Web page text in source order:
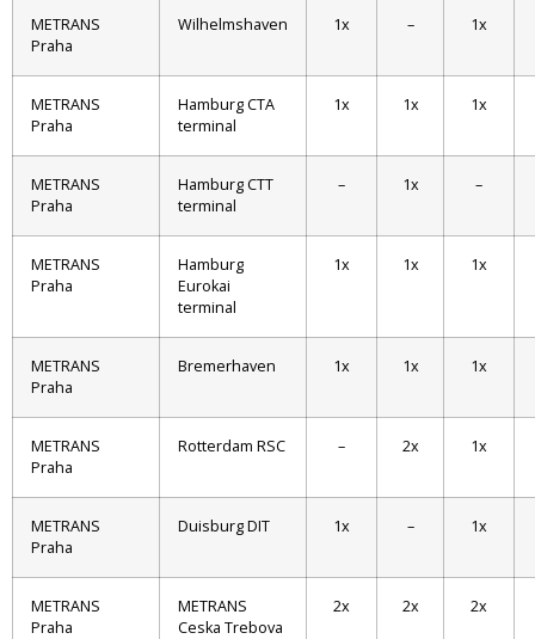
METRANS
Praha
Wilhelmshaven 1x – 1x
METRANS
Praha
Hamburg CTA
terminal
1x 1x 1x
METRANS
Praha
Hamburg CTT
terminal
– 1x –
METRANS
Praha
Hamburg
Eurokai
terminal
1x 1x 1x
METRANS
Praha
Bremerhaven 1x 1x 1x
METRANS
Praha
Rotterdam RSC – 2x 1x
METRANS
Praha
Duisburg DIT 1x – 1x
METRANS
Praha
METRANS
Ceska Trebova
2x 2x 2x